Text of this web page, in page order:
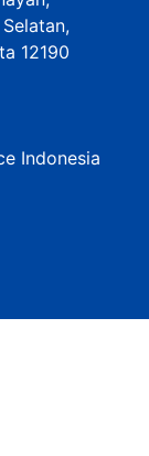
12190
Indonesia